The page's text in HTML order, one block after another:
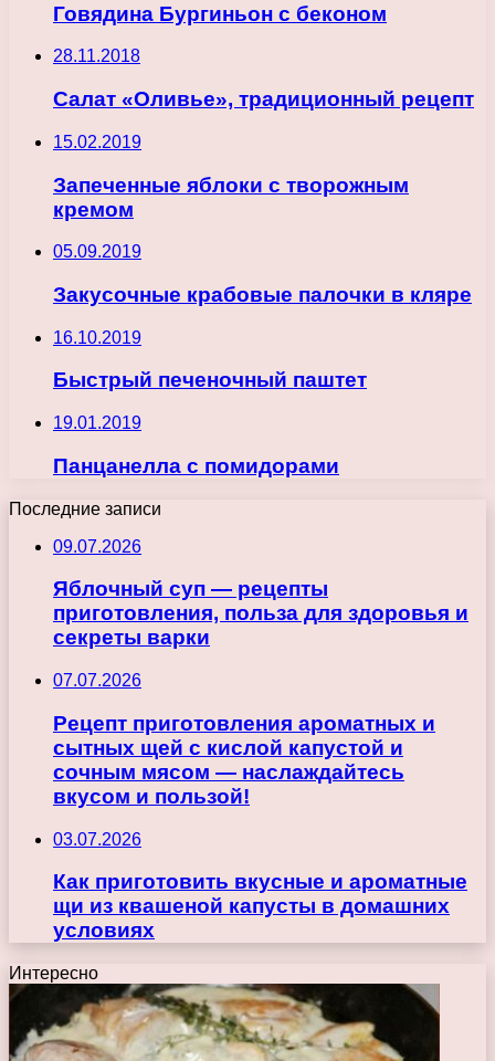
Говядина Бургиньон с беконом
28.11.2018
Салат «Оливье», традиционный рецепт
15.02.2019
Запеченные яблоки с творожным
кремом
05.09.2019
Закусочные крабовые палочки в кляре
16.10.2019
Быстрый печеночный паштет
19.01.2019
Панцанелла с помидорами
Последние записи
09.07.2026
Яблочный суп — рецепты
приготовления, польза для здоровья и
секреты варки
07.07.2026
Рецепт приготовления ароматных и
сытных щей с кислой капустой и
сочным мясом — наслаждайтесь
вкусом и пользой!
03.07.2026
Как приготовить вкусные и ароматные
щи из квашеной капусты в домашних
условиях
Интересно